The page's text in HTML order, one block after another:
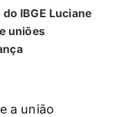
IBGE Luciane
uniões
a união